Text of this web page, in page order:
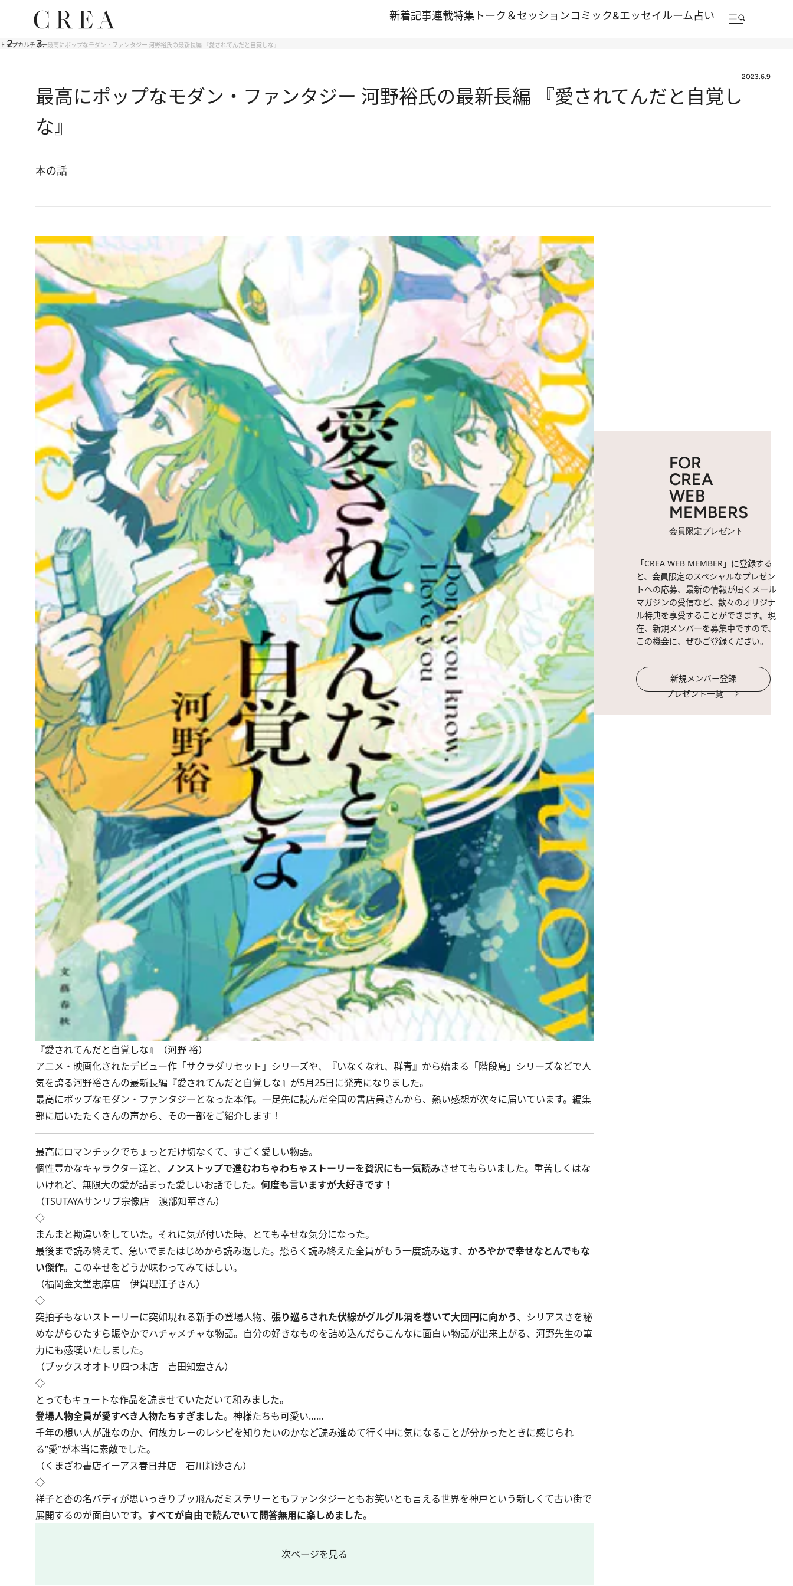
新着記事連載特集 トーク＆セッションコミック&エッセイルーム占い
トップカルチャー最高にポップなモダン・ファンタジー 河野裕氏の最新長編 『愛されてんだと自覚しな』
2023.6.9
最高にポップなモダン・ファンタジー 河野裕氏の最新長編 『愛されてんだと自覚し
な』
本の話
『愛されてんだと自覚しな』（河野 裕）
アニメ・映画化されたデビュー作「サクラダリセット」シリーズや、『いなくなれ、群青』から始まる「階段島」シリーズなどで人
気を誇る河野裕さんの最新長編『愛されてんだと自覚しな』が5月25日に発売になりました。
最高にポップなモダン・ファンタジーとなった本作。一足先に読んだ全国の書店員さんから、熱い感想が次々に届いています。編集
部に届いたたくさんの声から、その一部をご紹介します！
最高にロマンチックでちょっとだけ切なくて、すごく愛しい物語。
個性豊かなキャラクター達と、 ノンストップで進むわちゃわちゃストーリーを贅沢にも一気読みさせてもらいました。重苦しくはな
いけれど、無限大の愛が詰まった愛しいお話でした。 何度も言いますが大好きです！
（TSUTAYAサンリブ宗像店 渡部知華さん）
◇
まんまと勘違いをしていた。それに気が付いた時、とても幸せな気分になった。
最後まで読み終えて、急いでまたはじめから読み返した。恐らく読み終えた全員がもう一度読み返す、 かろやかで幸せなとんでもな
い傑作。この幸せをどうか味わってみてほしい。
（福岡金文堂志摩店 伊賀理江子さん）
◇
突拍子もないストーリーに突如現れる新手の登場人物、 張り巡らされた伏線がグルグル渦を巻いて大団円に向かう、シリアスさを秘
めながらひたすら賑やかでハチャメチャな物語。自分の好きなものを詰め込んだらこんなに面白い物語が出来上がる、河野先生の筆
力にも感嘆いたしました。
（ブックスオオトリ四つ木店 吉田知宏さん）
◇
とってもキュートな作品を読ませていただいて和みました。
登場人物全員が愛すべき人物たちすぎました。神様たちも可愛い……
千年の想い人が誰なのか、何故カレーのレシピを知りたいのかなど読み進めて行く中に気になることが分かったときに感じられ
る“愛”が本当に素敵でした。
（くまざわ書店イーアス春日井店 石川莉沙さん）
◇
祥子と杏の名バディが思いっきりブッ飛んだミステリーともファンタジーともお笑いとも言える世界を神戸という新しくて古い街で
展開するのが面白いです。 すべてが自由で読んでいて問答無用に楽しめました。
次ページを見る
FOR
CREA
WEB
MEMBERS
会員限定プレゼント
「CREA WEB MEMBER」に登録する
と、会員限定のスペシャルなプレゼン
トへの応募、最新の情報が届くメール
マガジンの受信など、数々のオリジナ
ル特典を享受することができます。現
在、新規メンバーを募集中ですので、
この機会に、ぜひご登録ください。
新規メンバー登録
プレゼント一覧